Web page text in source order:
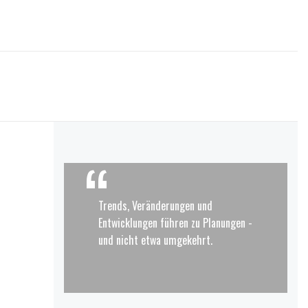
Trends, Veränderungen und
Entwicklungen führen zu Planungen -
und nicht etwa umgekehrt.